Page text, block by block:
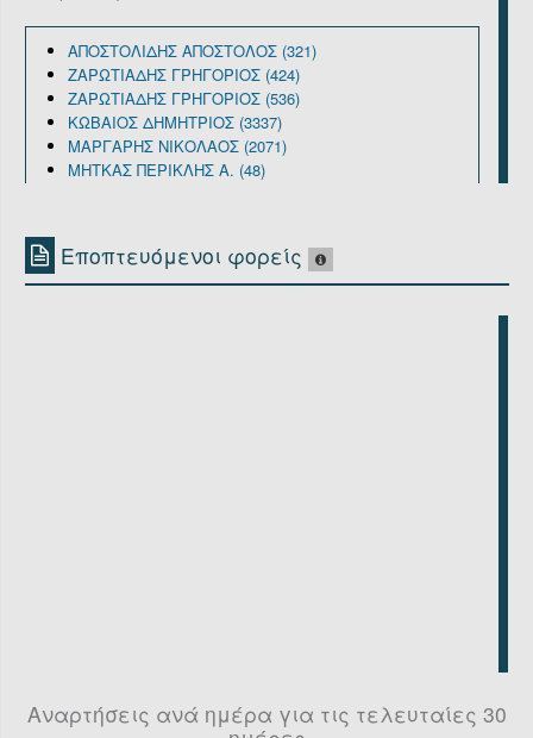
ΑΠΟΣΤΟΛΙΔΗΣ ΑΠΟΣΤΟΛΟΣ (321)
ΖΑΡΩΤΙΑΔΗΣ ΓΡΗΓΟΡΙΟΣ (424)
ΖΑΡΩΤΙΑΔΗΣ ΓΡΗΓΟΡΙΟΣ (536)
ΚΩΒΑΙΟΣ ΔΗΜΗΤΡΙΟΣ (3337)
ΜΑΡΓΑΡΗΣ ΝΙΚΟΛΑΟΣ (2071)
ΜΗΤΚΑΣ ΠΕΡΙΚΛΗΣ Α. (48)
ΣΤΑΜΟΥΛΗΣ ΧΡΥΣΟΣΤΟΜΟΣ (622)
Εποπτευόμενοι φορείς
Αναρτήσεις ανά ημέρα για τις τελευταίες 30